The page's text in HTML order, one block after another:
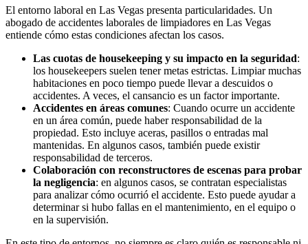
El entorno laboral en Las Vegas presenta particularidades. Un
abogado de accidentes laborales de limpiadores en Las Vegas
entiende cómo estas condiciones afectan los casos.
Las cuotas de housekeeping y su impacto en la seguridad:
los housekeepers suelen tener metas estrictas. Limpiar muchas
habitaciones en poco tiempo puede llevar a descuidos o
accidentes. A veces, el cansancio es un factor importante.
Accidentes en áreas comunes: Cuando ocurre un accidente
en un área común, puede haber responsabilidad de la
propiedad. Esto incluye aceras, pasillos o entradas mal
mantenidas. En algunos casos, también puede existir
responsabilidad de terceros.
Colaboración con reconstructores de escenas para probar
la negligencia: en algunos casos, se contratan especialistas
para analizar cómo ocurrió el accidente. Esto puede ayudar a
determinar si hubo fallas en el mantenimiento, en el equipo o
en la supervisión.